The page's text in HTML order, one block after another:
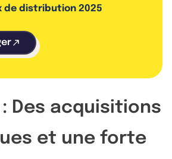
de distribution 2025
: Des acquisitions
et une forte